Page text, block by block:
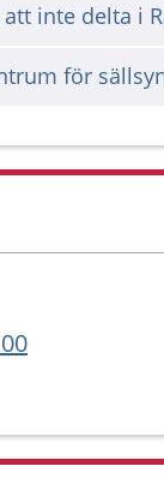
inte delta i
för